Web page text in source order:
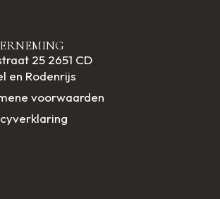
25 2651 CD
en Rodenrijs
voorwaarden